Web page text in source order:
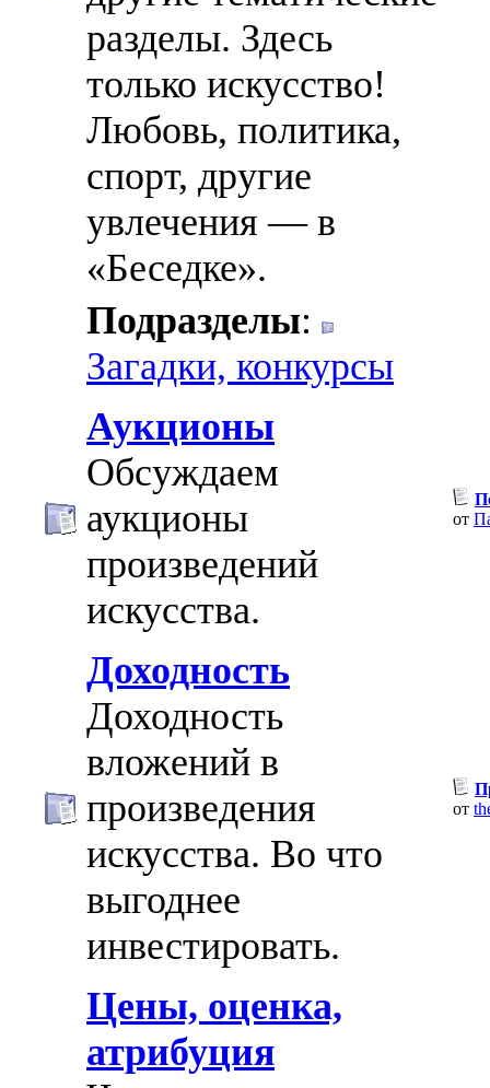
разделы. Здесь
только искусство!
Любовь, политика,
спорт, другие
увлечения — в
«Беседке».
Подразделы:
Загадки, конкурсы
Аукционы
Обсуждаем
аукционы
произведений
искусства.
от
Доходность
Доходность
вложений в
произведения
искусства. Во что
выгоднее
инвестировать.
от
Цены, оценка,
атрибуция